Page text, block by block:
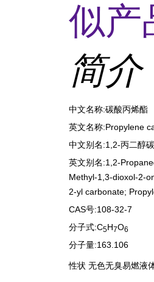
似
简介
中文名称:碳酸丙烯酯
英文名称:Propylene
中文别名:1,2-丙二醇
英文别名:1,2-
Methyl-1,3-dioxol-2-
2-yl carbonate;
CAS号:108-32-7
分子式:C5H7O6
分子量:163.106
性状 无色无臭易燃液